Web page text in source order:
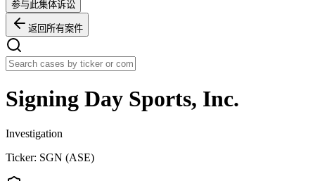
参与此集体诉讼
返回所有案件
Signing Day Sports, Inc.
Investigation
Ticker: SGN (ASE)